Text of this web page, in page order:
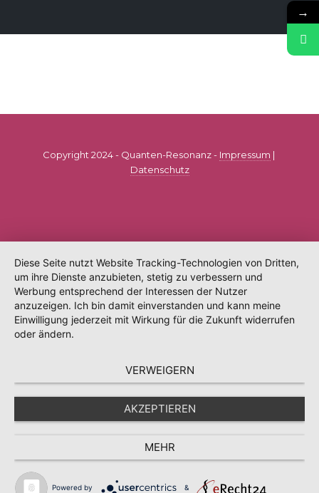
Copyright 2024 - Quanten-Resonanz - Impressum |
Datenschutz
→
Diese Seite nutzt Website Tracking-Technologien von Dritten,
um ihre Dienste anzubieten, stetig zu verbessern und
Werbung entsprechend der Interessen der Nutzer
anzuzeigen. Ich bin damit einverstanden und kann meine
Einwilligung jederzeit mit Wirkung für die Zukunft widerrufen
oder ändern.
VERWEIGERN
AKZEPTIEREN
MEHR
Powered by &